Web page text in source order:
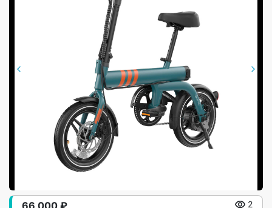
66 000 ₽ 2